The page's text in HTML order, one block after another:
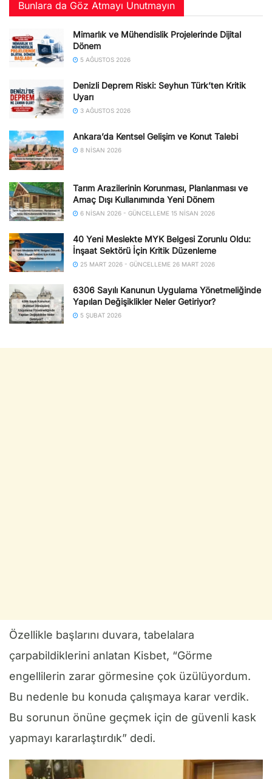
Bunlara da Göz Atmayı Unutmayın
Mimarlık ve Mühendislik Projelerinde Dijital
Dönem
5 AĞUSTOS 2026
Denizli Deprem Riski: Seyhun Türk’ten Kritik
Uyarı
3 AĞUSTOS 2026
Ankara’da Kentsel Gelişim ve Konut Talebi
8 NISAN 2026
Tarım Arazilerinin Korunması, Planlanması ve
Amaç Dışı Kullanımında Yeni Dönem
6 NISAN 2026 - GÜNCELLEME 15 NISAN 2026
40 Yeni Meslekte MYK Belgesi Zorunlu Oldu:
İnşaat Sektörü İçin Kritik Düzenleme
25 MART 2026 - GÜNCELLEME 26 MART 2026
6306 Sayılı Kanunun Uygulama Yönetmeliğinde
Yapılan Değişiklikler Neler Getiriyor?
5 ŞUBAT 2026
Özellikle başlarını duvara, tabelalara
çarpabildiklerini anlatan Kisbet, “Görme
engellilerin zarar görmesine çok üzülüyordum.
Bu nedenle bu konuda çalışmaya karar verdik.
Bu sorunun önüne geçmek için de güvenli kask
yapmayı kararlaştırdık” dedi.